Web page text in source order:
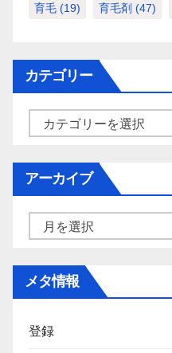
育毛 (19) 育毛剤 (47)
カテゴリー
ー
アーカイブ
メタ情報
登録